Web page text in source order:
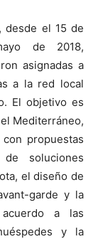
desde el 15 de
de 2018,
asignadas a
a la red local
El objetivo es
Mediterráneo,
propuestas
soluciones
el diseño de
garde y la
a las
y la